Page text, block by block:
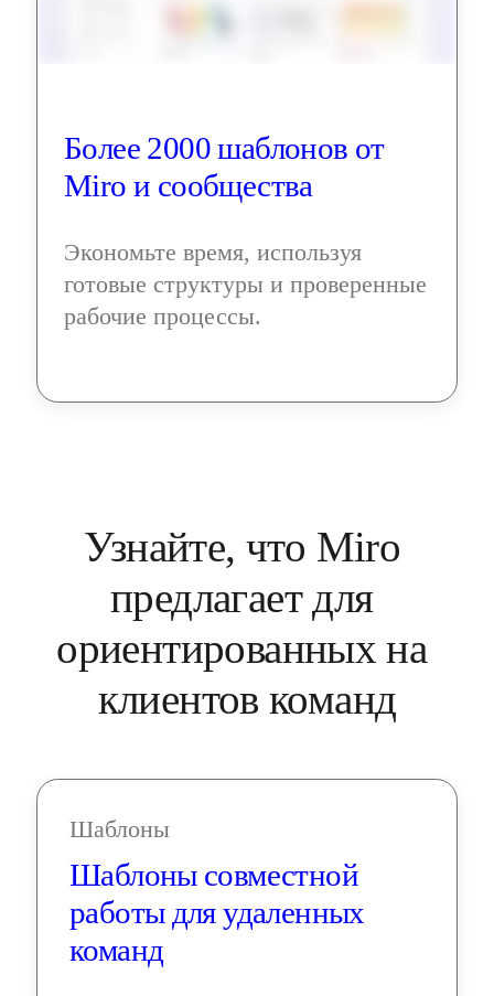
Более 2000 шаблонов от
Miro и сообщества
Экономьте время, используя
готовые структуры и проверенные
рабочие процессы.
Узнайте, что Miro
предлагает для
ориентированных на
клиентов команд
Шаблоны
Шаблоны совместной
работы для удаленных
команд